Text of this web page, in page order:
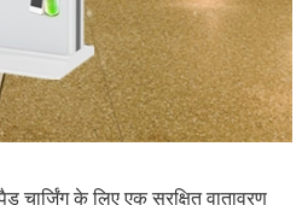
के लिए एक सुरक्षित वातावरण